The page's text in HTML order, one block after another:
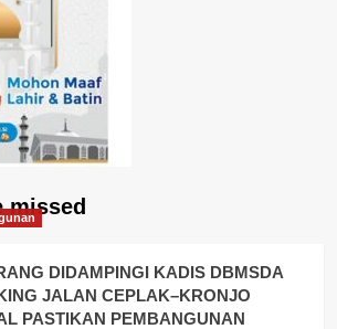
missed
DIDAMPINGI KADIS DBMSDA
JALAN CEPLAK–KRONJO
PASTIKAN PEMBANGUNAN